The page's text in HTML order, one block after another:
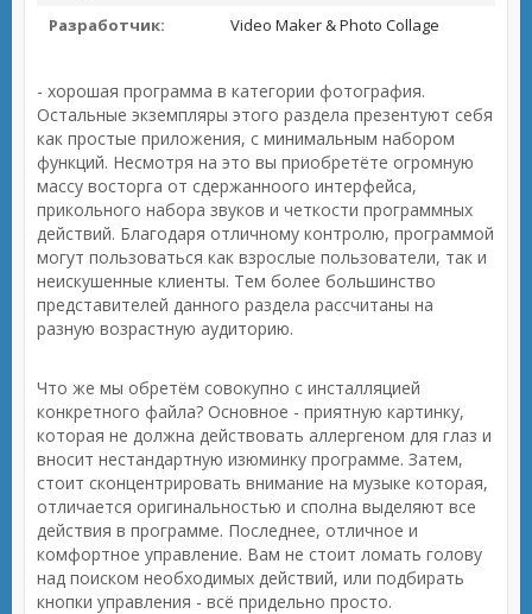
Разработчик:
Video Maker & Photo Collage
- хорошая программа в категории фотография.
Остальные экземпляры этого раздела презентуют себя
как простые приложения, с минимальным набором
функций. Несмотря на это вы приобретёте огромную
массу восторга от сдержанноого интерфейса,
прикольного набора звуков и четкости программных
действий. Благодаря отличному контролю, программой
могут пользоваться как взрослые пользователи, так и
неискушенные клиенты. Тем более большинство
представителей данного раздела рассчитаны на
разную возрастную аудиторию.
Что же мы обретём совокупно с инсталляцией
конкретного файла? Основное - приятную картинку,
которая не должна действовать аллергеном для глаз и
вносит нестандартную изюминку программе. Затем,
стоит сконцентрировать внимание на музыке которая,
отличается оригинальностью и сполна выделяют все
действия в программе. Последнее, отличное и
комфортное управление. Вам не стоит ломать голову
над поиском необходимых действий, или подбирать
кнопки управления - всё придельно просто.